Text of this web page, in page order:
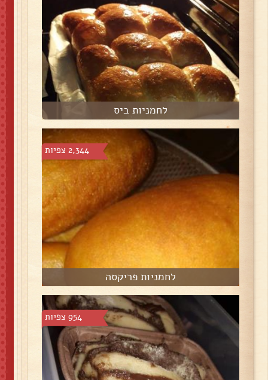
לחמניות ביס
2,344 צפיות
לחמניות פריקסה
954 צפיות